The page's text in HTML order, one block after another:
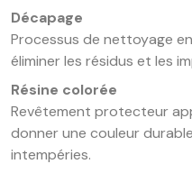
Décapage
Processus de nettoyage
éliminer les résidus et les
Résine colorée
Revêtement protecteur
donner une couleur
intempéries.